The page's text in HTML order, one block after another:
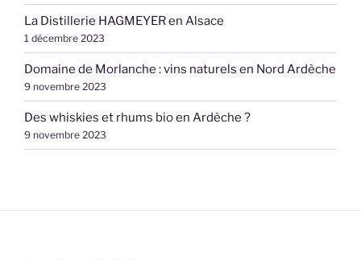
La Distillerie HAGMEYER en Alsace
1 décembre 2023
Domaine de Morlanche : vins naturels en Nord Ardèche
9 novembre 2023
Des whiskies et rhums bio en Ardèche ?
9 novembre 2023